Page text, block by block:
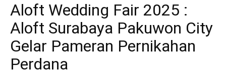
Aloft Wedding Fair 2025 :
Aloft Surabaya Pakuwon City
Gelar Pameran Pernikahan
Perdana